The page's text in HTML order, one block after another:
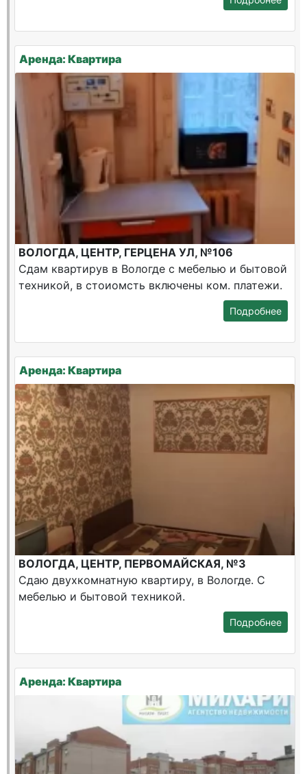
Аренда: Квартира
ВОЛОГДА, ЦЕНТР, ГЕРЦЕНА УЛ, №106
Сдам квартирув в Вологде с мебелью и бытовой
техникой, в стоиомсть включены ком. платежи.
Подробнее
Аренда: Квартира
ВОЛОГДА, ЦЕНТР, ПЕРВОМАЙСКАЯ, №3
Сдаю двухкомнатную квартиру, в Вологде. С
мебелью и бытовой техникой.
Подробнее
Аренда: Квартира